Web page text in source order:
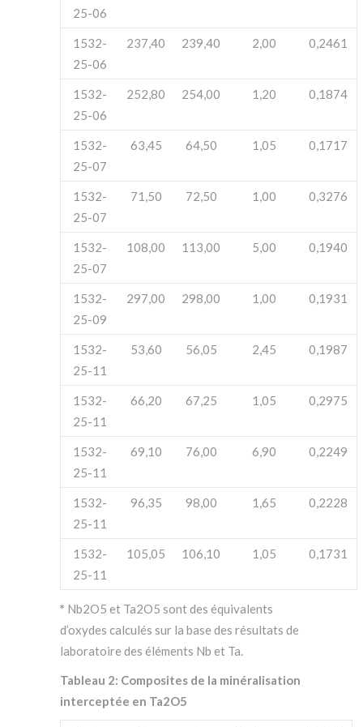
25-06
1532-
25-06
237,40 239,40 2,00 0,2461
1532-
25-06
252,80 254,00 1,20 0,1874
1532-
25-07
63,45 64,50 1,05 0,1717
1532-
25-07
71,50 72,50 1,00 0,3276
1532-
25-07
108,00 113,00 5,00 0,1940
1532-
25-09
297,00 298,00 1,00 0,1931
1532-
25-11
53,60 56,05 2,45 0,1987
1532-
25-11
66,20 67,25 1,05 0,2975
1532-
25-11
69,10 76,00 6,90 0,2249
1532-
25-11
96,35 98,00 1,65 0,2228
1532-
25-11
105,05 106,10 1,05 0,1731
* Nb2O5 et Ta2O5 sont des équivalents
d’oxydes calculés sur la base des résultats de
laboratoire des éléments Nb et Ta.
Tableau 2: Composites de la minéralisation
interceptée en Ta2O5